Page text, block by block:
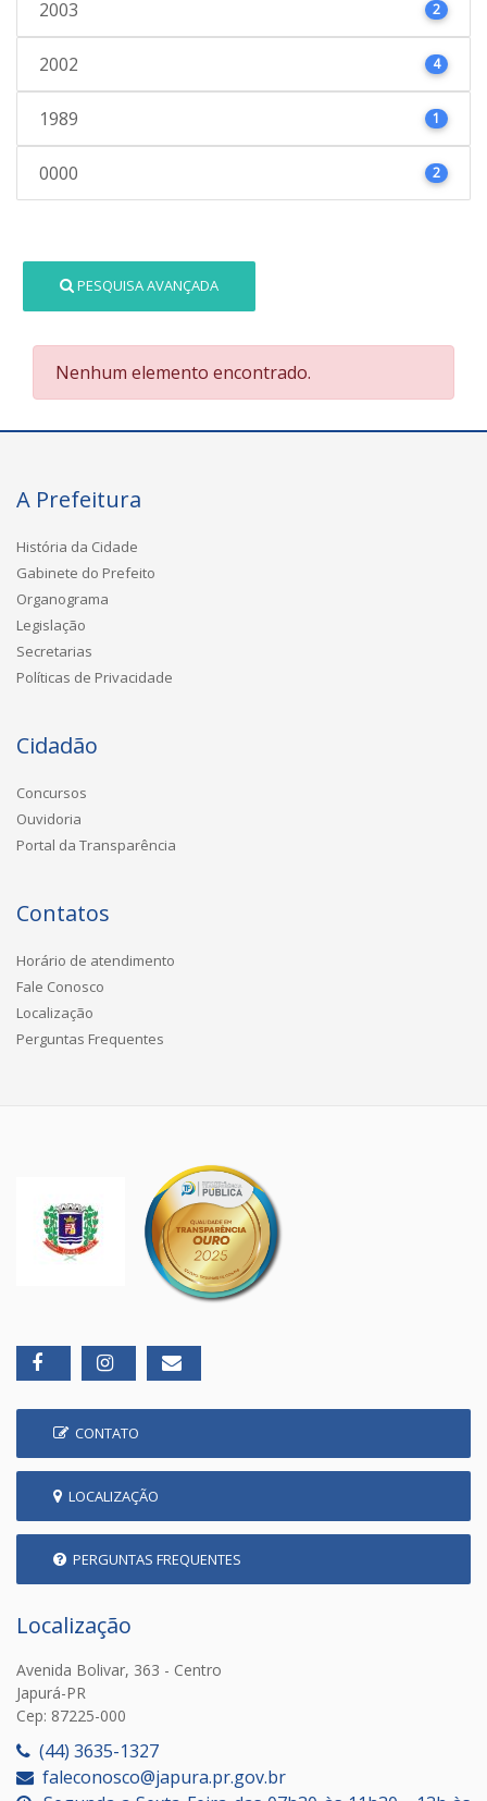
2003 2
2002 4
1989 1
0000 2
PESQUISA AVANÇADA
Nenhum elemento encontrado.
A Prefeitura
História da Cidade
Gabinete do Prefeito
Organograma
Legislação
Secretarias
Políticas de Privacidade
Cidadão
Concursos
Ouvidoria
Portal da Transparência
Contatos
Horário de atendimento
Fale Conosco
Localização
Perguntas Frequentes
CONTATO
LOCALIZAÇÃO
PERGUNTAS FREQUENTES
Localização
Avenida Bolivar, 363 - Centro
Japurá-PR
Cep: 87225-000
(44) 3635-1327
faleconosco@japura.pr.gov.br